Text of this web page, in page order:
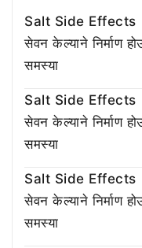
Salt Side Effects |
सेवन केल्याने निर्माण
समस्या
Salt Side Effects |
सेवन केल्याने निर्माण
समस्या
Salt Side Effects |
सेवन केल्याने निर्माण
समस्या